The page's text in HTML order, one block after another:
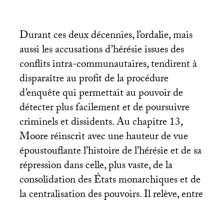
Durant ces deux décennies, l’ordalie, mais
aussi les accusations d’hérésie issues des
conflits intra-communautaires, tendirent à
disparaître au profit de la procédure
d’enquête qui permettait au pouvoir de
détecter plus facilement et de poursuivre
criminels et dissidents. Au chapitre 13,
Moore réinscrit avec une hauteur de vue
époustouflante l’histoire de l’hérésie et de sa
répression dans celle, plus vaste, de la
consolidation des États monarchiques et de
la centralisation des pouvoirs. Il relève, entre